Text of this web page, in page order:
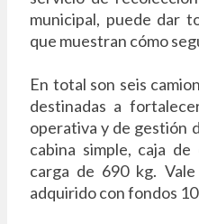
municipal, puede dar
que muestran cómo
En total son seis
destinadas a
operativa y de gestión
cabina simple, caja
carga de 690 kg.
adquirido con fondos